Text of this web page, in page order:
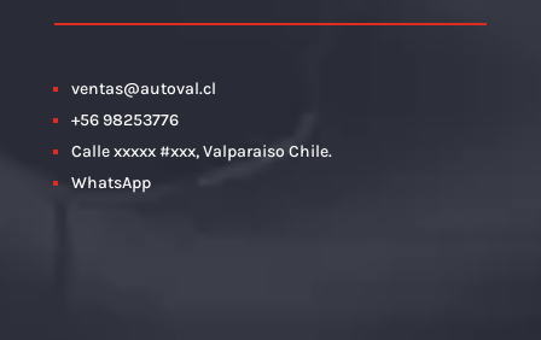
ventas@autoval.cl
+56 98253776
Calle xxxxx #xxx, Valparaiso Chile.
WhatsApp